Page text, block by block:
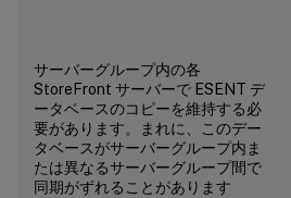
サーバーグループ内の各
StoreFront サーバーで ESENT デ
ータベースのコピーを維持する必
要があります。まれに、このデー
タベースがサーバーグループ内ま
たは異なるサーバーグループ間で
同期がずれることがあります